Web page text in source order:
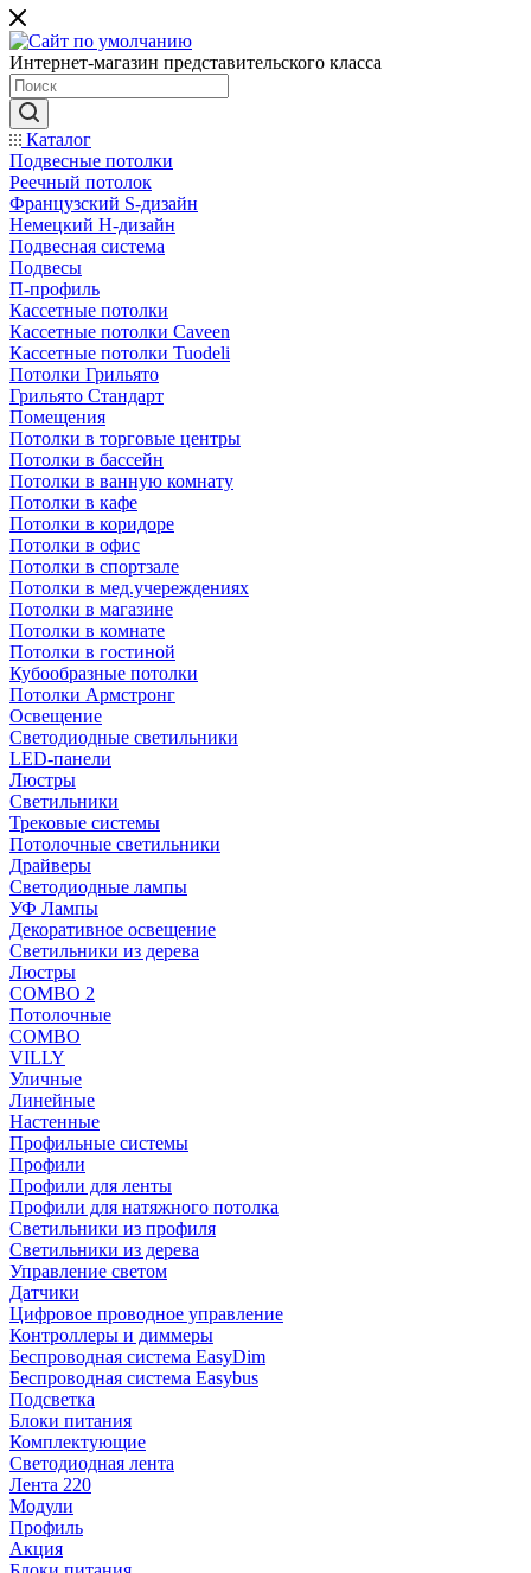
Интернет-магазин представительского класса
Каталог
Подвесные потолки
Реечный потолок
Французский S-дизайн
Немецкий H-дизайн
Подвесная система
Подвесы
П-профиль
Кассетные потолки
Кассетные потолки Caveen
Кассетные потолки Tuodeli
Потолки Грильято
Грильято Стандарт
Помещения
Потолки в торговые центры
Потолки в бассейн
Потолки в ванную комнату
Потолки в кафе
Потолки в коридоре
Потолки в офис
Потолки в спортзале
Потолки в мед.учереждениях
Потолки в магазине
Потолки в комнате
Потолки в гостиной
Кубообразные потолки
Потолки Армстронг
Освещение
Светодиодные светильники
LED-панели
Люстры
Светильники
Трековые системы
Потолочные светильники
Драйверы
Светодиодные лампы
УФ Лампы
Декоративное освещение
Светильники из дерева
Люстры
COMBO 2
Потолочные
COMBO
VILLY
Уличные
Линейные
Настенные
Профильные системы
Профили
Профили для ленты
Профили для натяжного потолка
Светильники из профиля
Светильники из дерева
Управление светом
Датчики
Цифровое проводное управление
Контроллеры и диммеры
Беспроводная система EasyDim
Беспроводная система Easybus
Подсветка
Блоки питания
Комплектующие
Светодиодная лента
Лента 220
Модули
Профиль
Акция